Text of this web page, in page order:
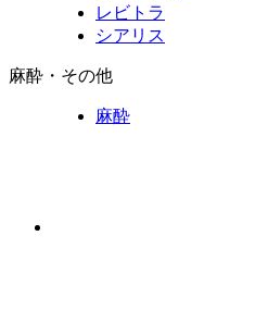
レビトラ
シアリス
麻酔・その他
麻酔